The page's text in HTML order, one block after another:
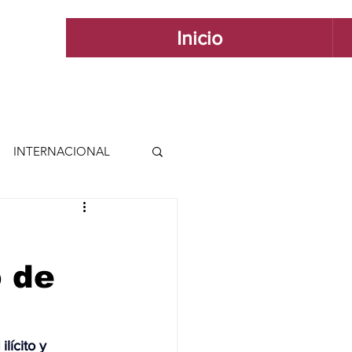
Inicio
INTERNACIONAL
INTERNACIONAL
ESTILO
de
ilícito y